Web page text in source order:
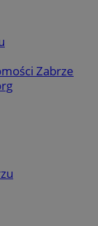
Zabrze